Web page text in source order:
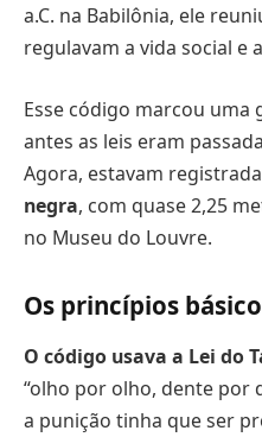
a.C. na Babilônia, ele
regulavam a vida social e
Esse código marcou
antes as leis eram
Agora, estavam
negra, com quase 2,25
no Museu do Louvre.
Os princípios
O código usava a Lei do
“olho por olho, dente por
a punição tinha que ser